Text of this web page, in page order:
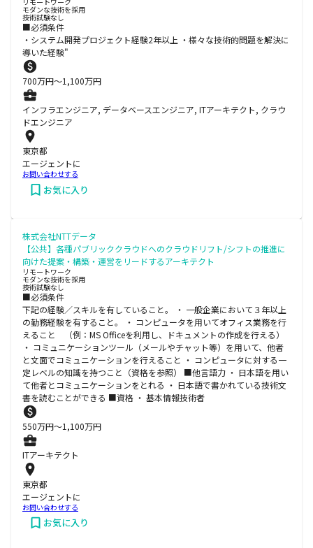
モダンな技術を採用
技術試験なし
■必須条件
・システム開発プロジェクト経験2年以上 ・様々な技術的問題を解決に
導いた経験"
700万円〜1,100万円
インフラエンジニア, データベースエンジニア, ITアーキテクト, クラウ
ドエンジニア
東京都
エージェントに
お問い合わせする
お気に入り
株式会社NTTデータ
【公共】各種パブリッククラウドへのクラウドリフト/シフトの推進に
向けた提案・構築・運営をリードするアーキテクト
リモートワーク
モダンな技術を採用
技術試験なし
■必須条件
下記の経験／スキルを有していること。 ・ 一般企業において３年以上
の勤務経験を有すること。 ・ コンピュータを用いてオフィス業務を行
えること （例：MS Officeを利用し、ドキュメントの作成を行える）
・ コミュニケーションツール（メールやチャット等）を用いて、他者
と文面でコミュニケーションを行えること ・ コンピュータに対する一
定レベルの知識を持つこと（資格を参照） ■他言語力 ・ 日本語を用い
て他者とコミュニケーションをとれる ・ 日本語で書かれている技術文
書を読むことができる ■資格 ・ 基本情報技術者
550万円〜1,100万円
ITアーキテクト
東京都
エージェントに
お問い合わせする
お気に入り